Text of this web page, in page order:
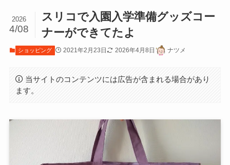
スリコで入園入学準備グッズコー
ナーができてたよ
2026
4/08
ショッピング 2021年2月23日 2026年4月8日 ナツメ
当サイトのコンテンツには広告が含まれる場合があり
ます。